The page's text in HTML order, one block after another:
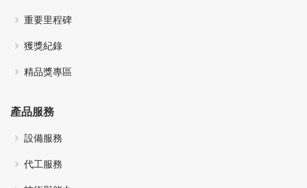
重要里程碑
獲獎紀錄
精品獎專區
產品服務
設備服務
代工服務